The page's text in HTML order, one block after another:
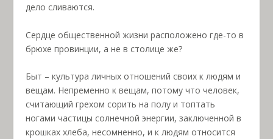
дело сливаются.
Сердце общественной жизни расположено где-то в
брюхе провинции, а не в столице же?
Быт – культура личных отношений своих к людям и
вещам. Непременно к вещам, потому что человек,
считающий грехом сорить на полу и топтать
ногами частицы солнечной энергии, заключенной в
крошках хлеба, несомненно, и к людям относится